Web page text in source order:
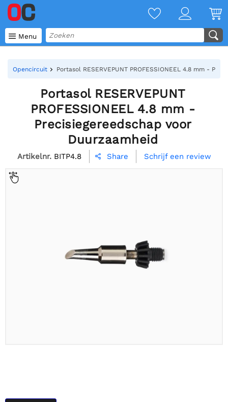
 Menu
Opencircuit Portasol RESERVEPUNT PROFESSIONEEL 4.8 mm -
Portasol RESERVEPUNT
PROFESSIONEEL 4.8 mm -
Precisiegereedschap voor
Duurzaamheid
Artikelnr. BITP4.8  Share Schrijf een review